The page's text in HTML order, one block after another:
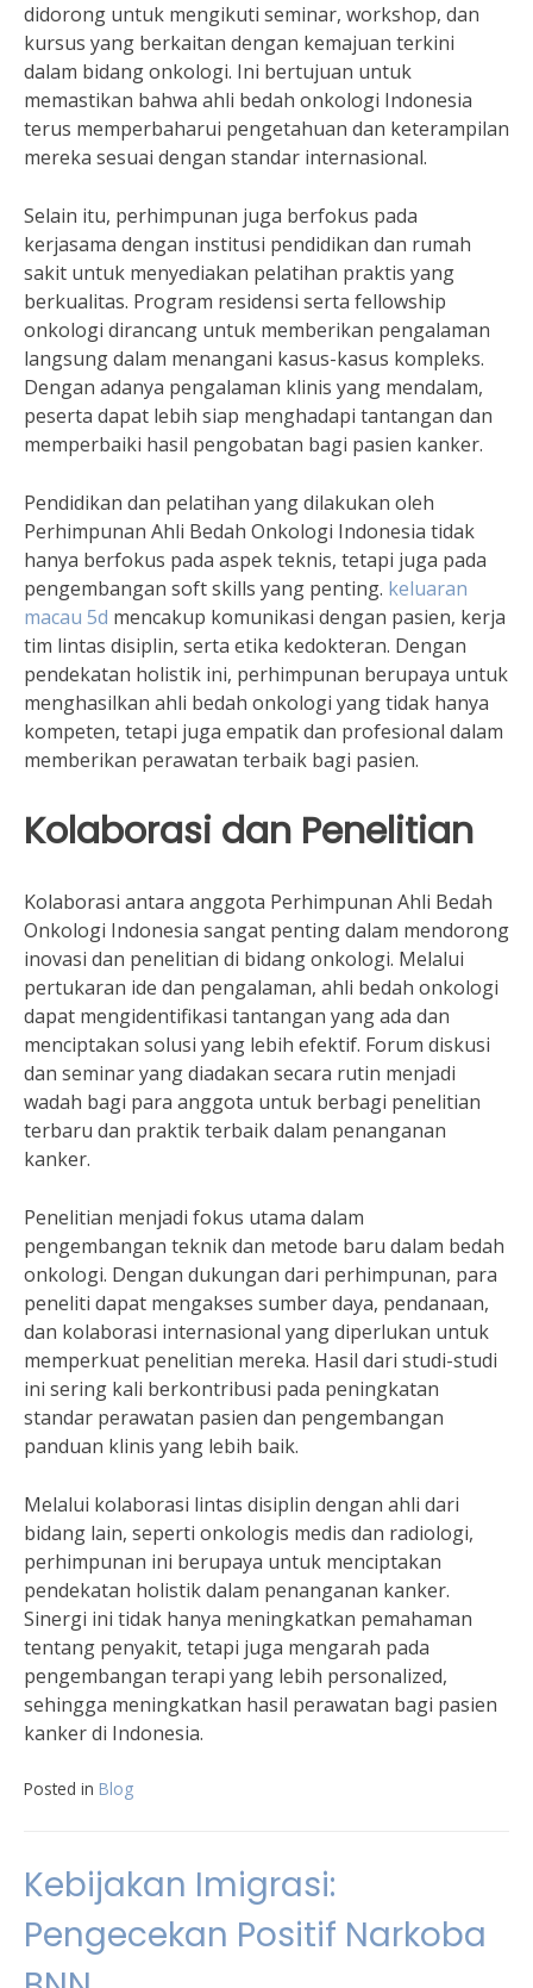
didorong untuk mengikuti seminar, workshop, dan
kursus yang berkaitan dengan kemajuan terkini
dalam bidang onkologi. Ini bertujuan untuk
memastikan bahwa ahli bedah onkologi Indonesia
terus memperbaharui pengetahuan dan keterampilan
mereka sesuai dengan standar internasional.
Selain itu, perhimpunan juga berfokus pada
kerjasama dengan institusi pendidikan dan rumah
sakit untuk menyediakan pelatihan praktis yang
berkualitas. Program residensi serta fellowship
onkologi dirancang untuk memberikan pengalaman
langsung dalam menangani kasus-kasus kompleks.
Dengan adanya pengalaman klinis yang mendalam,
peserta dapat lebih siap menghadapi tantangan dan
memperbaiki hasil pengobatan bagi pasien kanker.
Pendidikan dan pelatihan yang dilakukan oleh
Perhimpunan Ahli Bedah Onkologi Indonesia tidak
hanya berfokus pada aspek teknis, tetapi juga pada
pengembangan soft skills yang penting. keluaran
macau 5d mencakup komunikasi dengan pasien, kerja
tim lintas disiplin, serta etika kedokteran. Dengan
pendekatan holistik ini, perhimpunan berupaya untuk
menghasilkan ahli bedah onkologi yang tidak hanya
kompeten, tetapi juga empatik dan profesional dalam
memberikan perawatan terbaik bagi pasien.
Kolaborasi dan Penelitian
Kolaborasi antara anggota Perhimpunan Ahli Bedah
Onkologi Indonesia sangat penting dalam mendorong
inovasi dan penelitian di bidang onkologi. Melalui
pertukaran ide dan pengalaman, ahli bedah onkologi
dapat mengidentifikasi tantangan yang ada dan
menciptakan solusi yang lebih efektif. Forum diskusi
dan seminar yang diadakan secara rutin menjadi
wadah bagi para anggota untuk berbagi penelitian
terbaru dan praktik terbaik dalam penanganan
kanker.
Penelitian menjadi fokus utama dalam
pengembangan teknik dan metode baru dalam bedah
onkologi. Dengan dukungan dari perhimpunan, para
peneliti dapat mengakses sumber daya, pendanaan,
dan kolaborasi internasional yang diperlukan untuk
memperkuat penelitian mereka. Hasil dari studi-studi
ini sering kali berkontribusi pada peningkatan
standar perawatan pasien dan pengembangan
panduan klinis yang lebih baik.
Melalui kolaborasi lintas disiplin dengan ahli dari
bidang lain, seperti onkologis medis dan radiologi,
perhimpunan ini berupaya untuk menciptakan
pendekatan holistik dalam penanganan kanker.
Sinergi ini tidak hanya meningkatkan pemahaman
tentang penyakit, tetapi juga mengarah pada
pengembangan terapi yang lebih personalized,
sehingga meningkatkan hasil perawatan bagi pasien
kanker di Indonesia.
Posted in Blog
Kebijakan Imigrasi:
Pengecekan Positif Narkoba